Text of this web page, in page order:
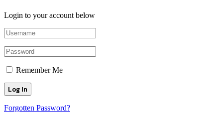
Login to your account below
Remember Me
Forgotten Password?